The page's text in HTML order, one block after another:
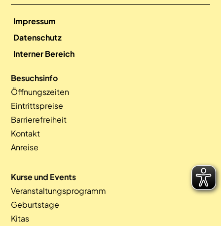
Impressum
Datenschutz
Interner Bereich
Besuchsinfo
Öffnungszeiten
Eintrittspreise
Barrierefreiheit
Kontakt
Anreise
Kurse und Events
Veranstaltungsprogramm
Geburtstage
Kitas